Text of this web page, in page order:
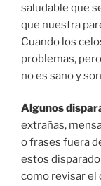
saludable que
que nuestra
Cuando los
problemas,
no es sano y
Algunos
extrañas,
o frases fuera
estos
como revisar el